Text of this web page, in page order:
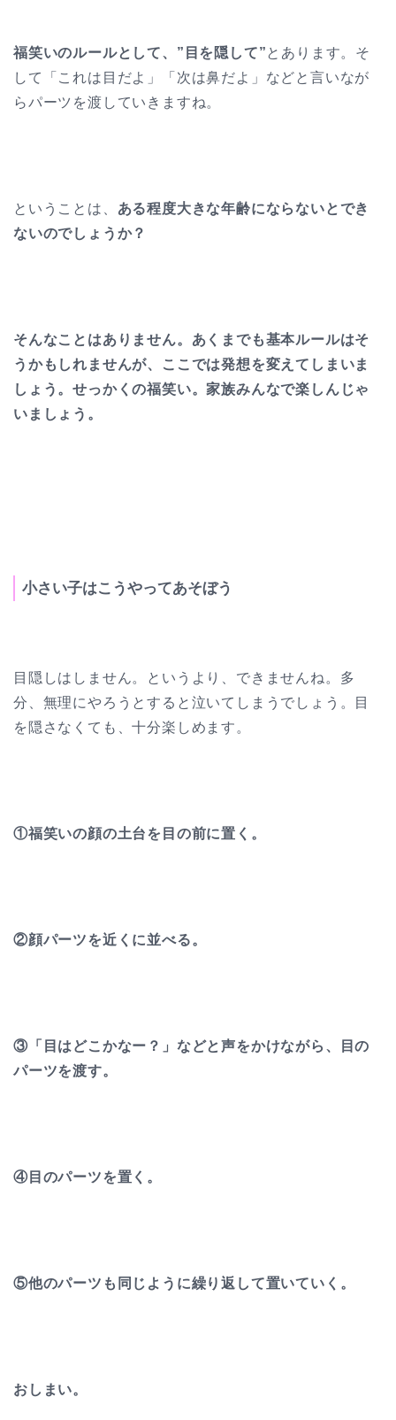
福笑いのルールとして、”目を隠して”とあります。そ
して「これは目だよ」「次は鼻だよ」などと言いなが
らパーツを渡していきますね。
ということは、 ある程度大きな年齢にならないとでき
ないのでしょうか？
そんなことはありません。あくまでも基本ルールはそ
うかもしれませんが、ここでは発想を変えてしまいま
しょう。せっかくの福笑い。家族みんなで楽しんじゃ
いましょう。
小さい子はこうやってあそぼう
目隠しはしません。というより、できませんね。多
分、無理にやろうとすると泣いてしまうでしょう。目
を隠さなくても、十分楽しめます。
①福笑いの顔の土台を目の前に置く。
②顔パーツを近くに並べる。
③「目はどこかなー？」などと声をかけながら、目の
パーツを渡す。
④目のパーツを置く。
⑤他のパーツも同じように繰り返して置いていく。
おしまい。